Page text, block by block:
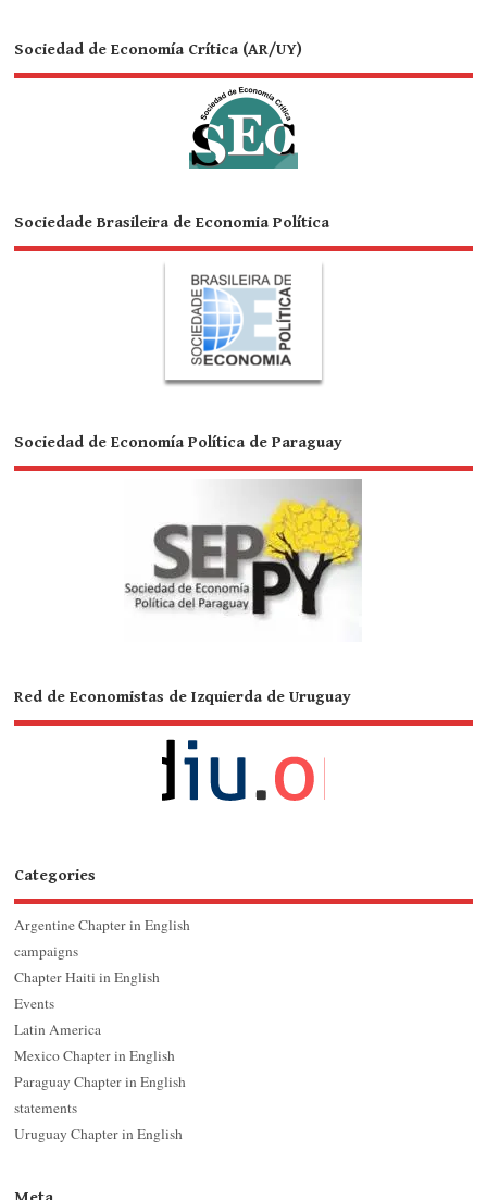
Sociedad de Economía Crítica (AR/UY)
Sociedade Brasileira de Economia Política
Sociedad de Economía Política de Paraguay
Red de Economistas de Izquierda de Uruguay
Categories
Argentine Chapter in English
campaigns
Chapter Haiti in English
Events
Latin America
Mexico Chapter in English
Paraguay Chapter in English
statements
Uruguay Chapter in English